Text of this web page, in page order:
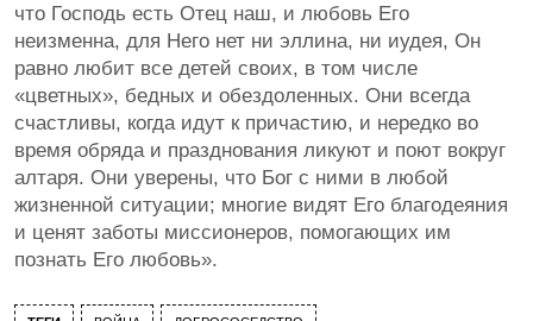
что Господь есть Отец наш, и любовь Его
неизменна, для Него нет ни эллина, ни иудея, Он
равно любит все детей своих, в том числе
«цветных», бедных и обездоленных. Они всегда
счастливы, когда идут к причастию, и нередко во
время обряда и празднования ликуют и поют вокруг
алтаря. Они уверены, что Бог с ними в любой
жизненной ситуации; многие видят Его благодеяния
и ценят заботы миссионеров, помогающих им
познать Его любовь».